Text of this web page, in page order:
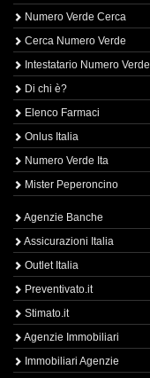
Numero Verde Cerca
Cerca Numero Verde
Intestatario Numero Verde
Di chi è?
Elenco Farmaci
Onlus Italia
Numero Verde Ita
Mister Peperoncino
Agenzie Banche
Assicurazioni Italia
Outlet Italia
Preventivato.it
Stimato.it
Agenzie Immobiliari
Immobiliari Agenzie